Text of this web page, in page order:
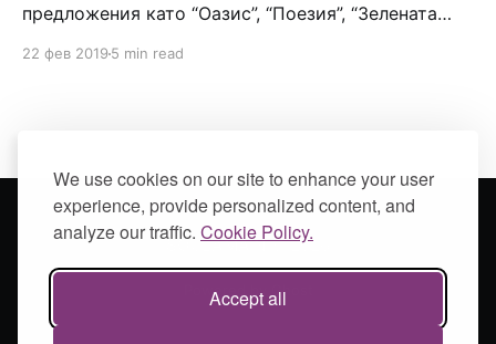
We use cookies on our site to enhance your user
experience, provide personalized content, and
analyze our traffic. Cookie Policy.
Accept all
предложения като “Оазис”, “Поезия”, “Зелената
за мен И Чанг Донг си остава ненадминат
22 фев 2019 5 min read
SOULAMAIN© 2026
Powered by Ghost